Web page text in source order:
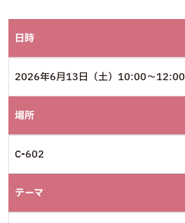
日時
2026年6月13日（土）10:00～12:00
場所
C-602
テーマ